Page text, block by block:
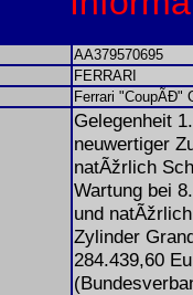
AA379570695
FERRARI
Ferrari "CoupÃĐ"
Gelegenheit
neuwertiger
natÃžrlich
Wartung bei
und
Zylinder
284.439,60